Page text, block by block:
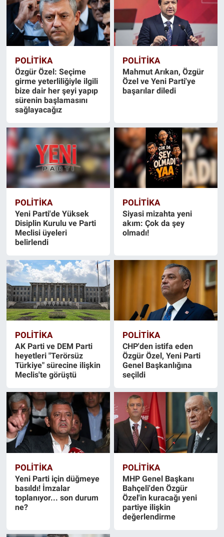
POLİTİKA
Özgür Özel: Seçime
girme yeterliliğiyle ilgili
bize dair her şeyi yapıp
sürenin başlamasını
sağlayacağız
POLİTİKA
Mahmut Arıkan, Özgür
Özel ve Yeni Parti'ye
başarılar diledi
POLİTİKA
Yeni Parti'de Yüksek
Disiplin Kurulu ve Parti
Meclisi üyeleri
belirlendi
POLİTİKA
Siyasi mizahta yeni
akım: Çok da şey
olmadı!
POLİTİKA
AK Parti ve DEM Parti
heyetleri "Terörsüz
Türkiye" sürecine ilişkin
Meclis'te görüştü
POLİTİKA
CHP'den istifa eden
Özgür Özel, Yeni Parti
Genel Başkanlığına
seçildi
POLİTİKA
Yeni Parti için düğmeye
basıldı! İmzalar
toplanıyor... son durum
ne?
POLİTİKA
MHP Genel Başkanı
Bahçeli'den Özgür
Özel'in kuracağı yeni
partiye ilişkin
değerlendirme